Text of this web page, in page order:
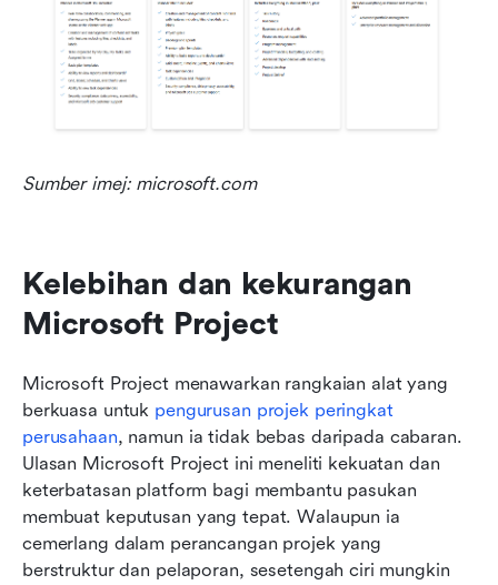
Sumber imej: microsoft.com
Kelebihan dan kekurangan
Microsoft Project
Microsoft Project menawarkan rangkaian alat yang
berkuasa untuk pengurusan projek peringkat
perusahaan, namun ia tidak bebas daripada cabaran.
Ulasan Microsoft Project ini meneliti kekuatan dan
keterbatasan platform bagi membantu pasukan
membuat keputusan yang tepat. Walaupun ia
cemerlang dalam perancangan projek yang
berstruktur dan pelaporan, sesetengah ciri mungkin